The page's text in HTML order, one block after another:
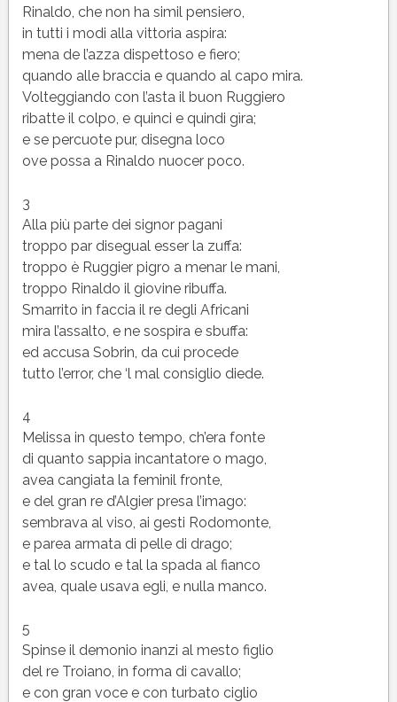
Rinaldo, che non ha simil pensiero,
in tutti i modi alla vittoria aspira:
mena de l’azza dispettoso e fiero;
quando alle braccia e quando al capo mira.
Volteggiando con l’asta il buon Ruggiero
ribatte il colpo, e quinci e quindi gìra;
e se percuote pur, disegna loco
ove possa a Rinaldo nuocer poco.
3
Alla più parte dei signor pagani
troppo par disegual esser la zuffa:
troppo è Ruggier pigro a menar le mani,
troppo Rinaldo il giovine ribuffa.
Smarrito in faccia il re degli Africani
mira l’assalto, e ne sospira e sbuffa:
ed accusa Sobrin, da cui procede
tutto l’error, che ‘l mal consiglio diede.
4
Melissa in questo tempo, ch’era fonte
di quanto sappia incantatore o mago,
avea cangiata la feminil fronte,
e del gran re d’Algier presa l’imago:
sembrava al viso, ai gesti Rodomonte,
e parea armata di pelle di drago;
e tal lo scudo e tal la spada al fianco
avea, quale usava egli, e nulla manco.
5
Spinse il demonio inanzi al mesto figlio
del re Troiano, in forma di cavallo;
e con gran voce e con turbato ciglio